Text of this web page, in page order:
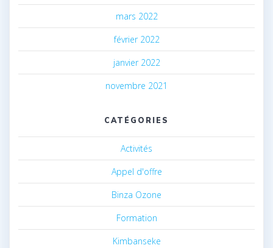
mars 2022
février 2022
janvier 2022
novembre 2021
CATÉGORIES
Activités
Appel d'offre
Binza Ozone
Formation
Kimbanseke